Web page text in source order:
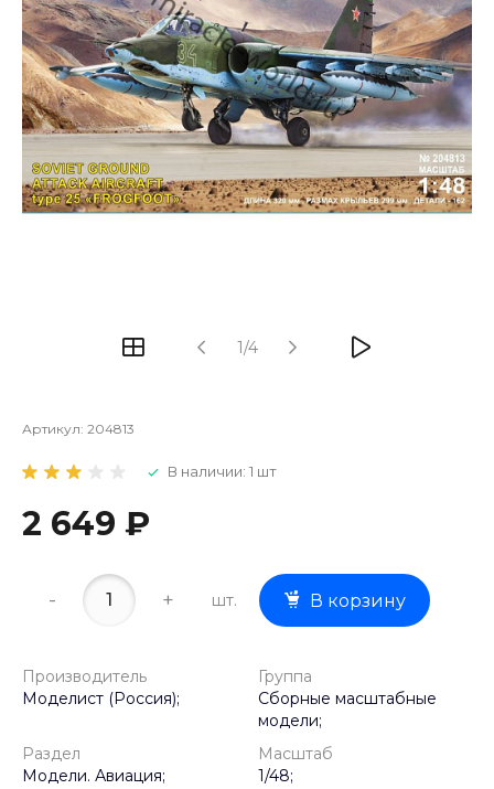
1/4
Артикул: 204813
В наличии: 1 шт
2 649 ₽
- + шт. В корзину
Производитель
Моделист (Россия);
Группа
Сборные масштабные
модели;
Раздел
Модели. Авиация;
Масштаб
1/48;